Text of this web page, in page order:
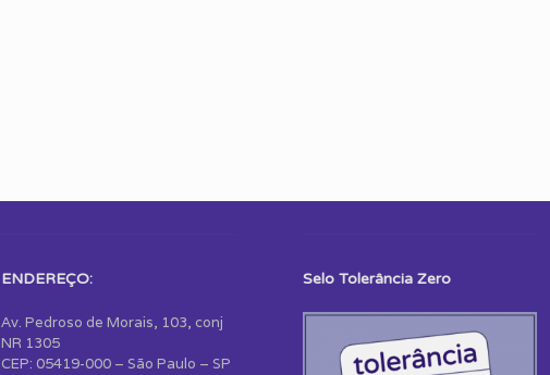
ENDEREÇO:
Av. Pedroso de Morais, 103, conj
NR 1305
CEP: 05419-000 – São Paulo – SP
Selo Tolerância Zero